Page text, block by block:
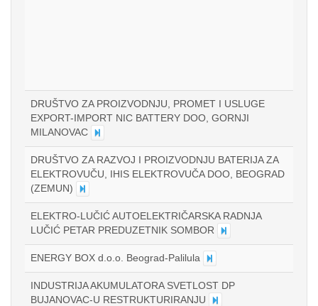
DRUŠTVO ZA PROIZVODNJU, PROMET I USLUGE
EXPORT-IMPORT NIC BATTERY DOO, GORNJI
MILANOVAC
DRUŠTVO ZA RAZVOJ I PROIZVODNJU BATERIJA ZA
ELEKTROVUČU, IHIS ELEKTROVUČA DOO, BEOGRAD
(ZEMUN)
ELEKTRO-LUČIĆ AUTOELEKTRIČARSKA RADNJA
LUČIĆ PETAR PREDUZETNIK SOMBOR
ENERGY BOX d.o.o. Beograd-Palilula
INDUSTRIJA AKUMULATORA SVETLOST DP
BUJANOVAC-U RESTRUKTURIRANJU